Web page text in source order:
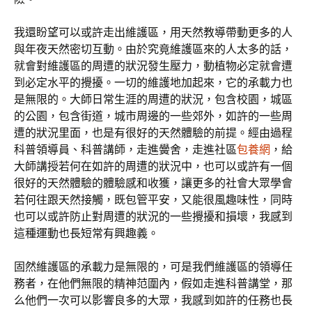
我還盼望可以或許走出維護區，用天然教導帶動更多的人
與年夜天然密切互動。由於究竟維護區來的人太多的話，
就會對維護區的周遭的狀況發生壓力，動植物必定就會遭
到必定水平的攪擾。一切的維護地加起來，它的承載力也
是無限的。大師日常生涯的周遭的狀況，包含校園，城區
的公園，包含街道，城市周邊的一些郊外，如許的一些周
遭的狀況里面，也是有很好的天然體驗的前提。經由過程
科普領導員、科普講師，走進黌舍，走進社區包養網 ，給
大師講授若何在如許的周遭的狀況中，也可以或許有一個
很好的天然體驗的體驗感和收獲，讓更多的社會大眾學會
若何往跟天然接觸，既包管平安，又能很風趣味性，同時
也可以或許防止對周遭的狀況的一些攪擾和損壞，我感到
這種運動也長短常有興趣義。
固然維護區的承載力是無限的，可是我們維護區的領導任
務者，在他們無限的精神范圍內，假如走進科普講堂，那
么他們一次可以影響良多的大眾，我感到如許的任務也長